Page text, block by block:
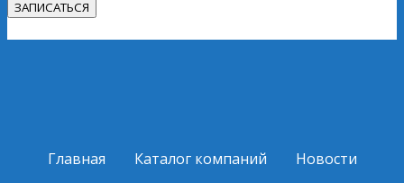
Главная Каталог компаний
Новости